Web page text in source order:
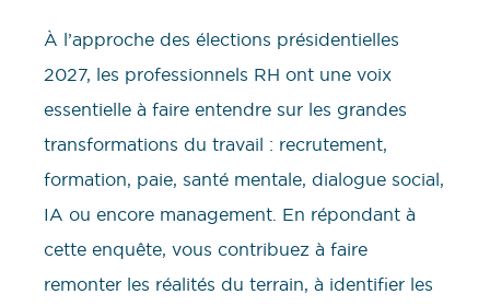
À l’approche des élections présidentielles
2027, les professionnels RH ont une voix
essentielle à faire entendre sur les grandes
transformations du travail : recrutement,
formation, paie, santé mentale, dialogue social,
IA ou encore management. En répondant à
cette enquête, vous contribuez à faire
remonter les réalités du terrain, à identifier les